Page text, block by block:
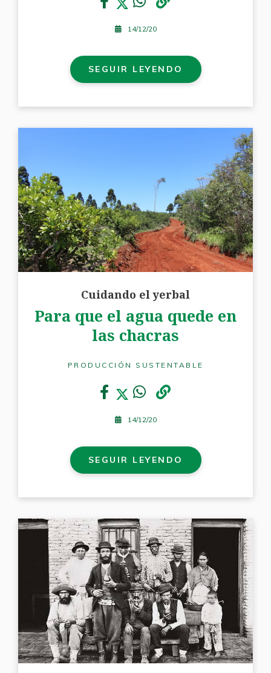
14/12/20
SEGUIR LEYENDO
Cuidando el yerbal
Para que el agua quede en
las chacras
PRODUCCIÓN SUSTENTABLE
14/12/20
SEGUIR LEYENDO